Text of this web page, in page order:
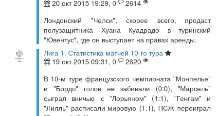
20 окт 2015 19:29, 0
2614
Лондонский "Челси", скорее всего, продаст
полузащитника Хуана Куадрадо в туринский
"Ювентус", где он выступает на правах аренды.
Лига 1. Статистика матчей 10-го тура
19 окт 2015 09:31, 0
2620
В 10-м туре французского чемпионата "Монпелье"
и "Бордо" голов не забивали (0:0), "Марсель"
сыграл вничью с "Лорьяном" (1:1), "Генгам" и
"Лилль" расписали мировую (1:1), ПСЖ переиграл